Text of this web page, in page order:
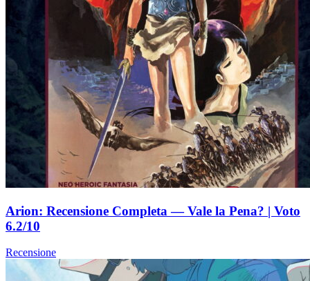
Arion: Recensione Completa — Vale la Pena? | Voto
6.2/10
Recensione